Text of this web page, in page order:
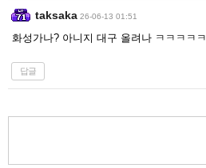
taksaka 26-06-13 01:51
화성가나? 아니지 대구 올려나 ㅋㅋㅋㅋㅋ
답글